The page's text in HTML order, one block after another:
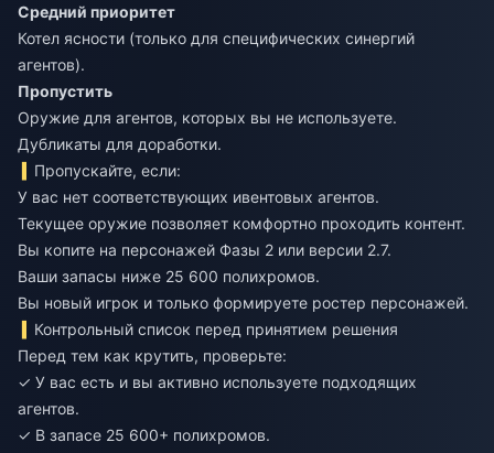
Средний приоритет
Котел ясности (только для специфических синергий
агентов).
Пропустить
Оружие для агентов, которых вы не используете.
Дубликаты для доработки.
Пропускайте, если:
У вас нет соответствующих ивентовых агентов.
Текущее оружие позволяет комфортно проходить контент.
Вы копите на персонажей Фазы 2 или версии 2.7.
Ваши запасы ниже 25 600 полихромов.
Вы новый игрок и только формируете ростер персонажей.
Контрольный список перед принятием решения
Перед тем как крутить, проверьте:
✓ У вас есть и вы активно используете подходящих
агентов.
✓ В запасе 25 600+ полихромов.